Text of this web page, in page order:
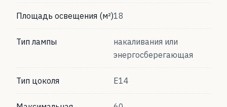
Площадь освещения (м²)18
Тип лампы
накаливания или
энергосберегающая
Тип цоколя Е14